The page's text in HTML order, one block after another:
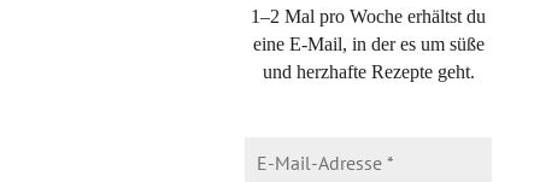
1–2 Mal pro Woche erhältst du
eine E-Mail, in der es um süße
und herzhafte Rezepte geht.